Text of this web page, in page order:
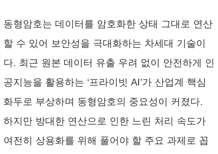
동형암호는 데이터를 암호화한 상태 그대로 연산
할 수 있어 보안성을 극대화하는 차세대 기술이
다. 최근 원본 데이터 유출 우려 없이 안전하게 인
공지능을 활용하는 ‘프라이빗 AI’가 산업계 핵심
화두로 부상하며 동형암호의 중요성이 커졌다.
하지만 방대한 연산으로 인한 느린 처리 속도가
여전히 상용화를 위해 풀어야 할 주요 과제로 꼽